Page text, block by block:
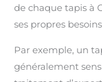
de chaque tapis à
ses propres
Par exemple, un
généralement